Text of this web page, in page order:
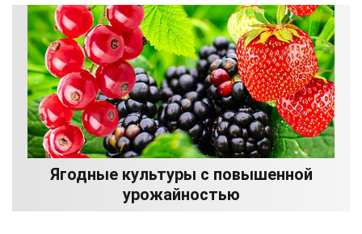
Ягодные культуры с повышенной
урожайностью